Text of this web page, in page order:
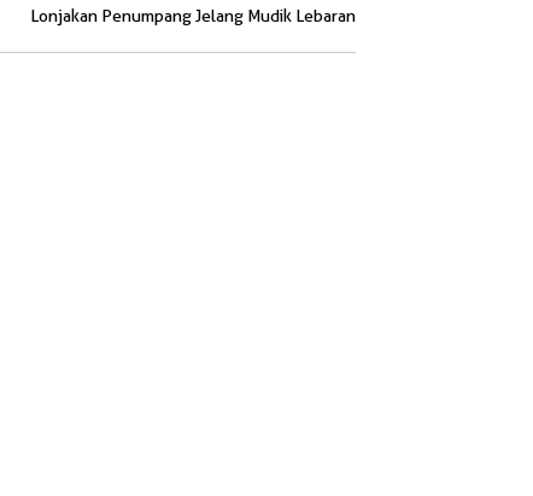
Lonjakan Penumpang Jelang Mudik Lebaran